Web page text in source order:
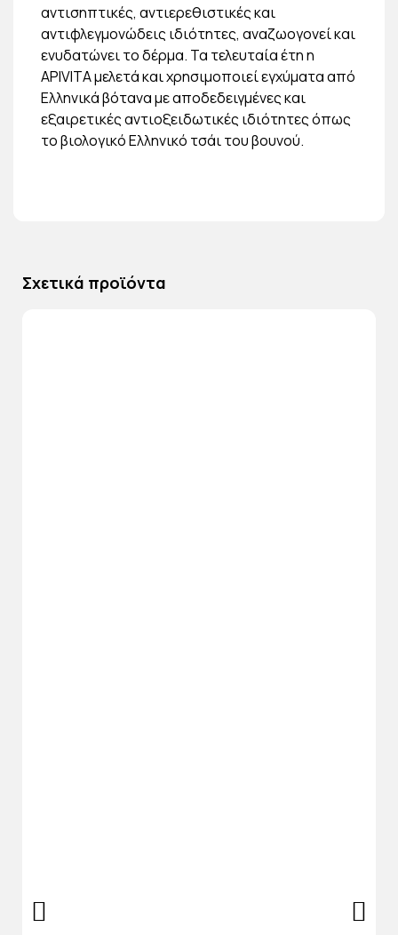
αντισηπτικές, αντιερεθιστικές και
αντιφλεγμονώδεις ιδιότητες, αναζωογονεί και
ενυδατώνει το δέρμα. Τα τελευταία έτη η
APIVITA μελετά και χρησιμοποιεί εγχύματα από
Ελληνικά βότανα με αποδεδειγμένες και
εξαιρετικές αντιοξειδωτικές ιδιότητες όπως
το βιολογικό Ελληνικό τσάι του βουνού.
Σχετικά προϊόντα